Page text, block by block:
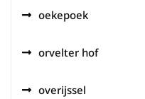
oekepoek
orvelter hof
overijssel